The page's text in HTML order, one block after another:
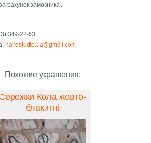
рахунок замовника..
349-22-53
handstudio.ua@gmail.com
Похожие украшения:
Сережки Кола жовто-
блакитні